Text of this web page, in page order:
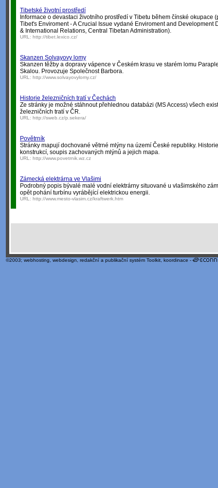
Tibetské životní prostředí
Informace o devastaci životního prostředí v Tibetu během čínské okupace
Tibet's Enviroment - A Crucial Issue vydané Enviroment and Development
& International Relations, Central Tibetan Administration).
URL: http://tibet.lexico.cz/
Skanzen Solvayovy lomy
Skanzen těžby a dopravy vápence v Českém krasu ve starém lomu
Skalou. Provozuje Společnost Barbora.
URL: http://www.solvayovylomy.cz/
Historie železničních tratí v Čechách
Ze stránky je možné stáhnout přehlednou databázi (MS Access) všech
železničních tratí v ČR.
URL: http://sweb.cz/p.sekera/
Povětrník
Stránky mapují dochované větrné mlýny na území České republiky.
konstrukcí, soupis zachovaných mlýnů a jejich mapa.
URL: http://www.povetrnik.wz.cz
Zámecká elektrárna ve Vlašimi
Podrobný popis bývalé malé vodní elektrárny situované u vlašimského
opět pohání turbínu vyrábějící elektrickou energii.
URL: http://www.mesto-vlasim.cz/kraftwerk.htm
©2003; webhosting webdesign redakční a publikační systém Toolkit , koordinace -